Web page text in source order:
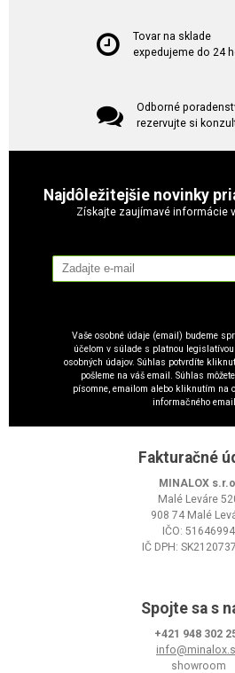
Tovar na sklade
expedujeme do 24
Odborné
rezervujte si
Najdôležitejšie novinky
Získajte zaujímavé informácie
Vaše osobné údaje (email) budeme
účelom v súlade s platnou
osobných údajov. Súhlas potvrdíte
pošleme na váš email. Súhlas
písomne, emailom alebo kliknutím na
informačného
Fakturačné
MINALOX
Malé Leváre
908 74 Malé
IČO: 51646994
IČ DPH:
Spojte sa s
+421 948 302
showroom